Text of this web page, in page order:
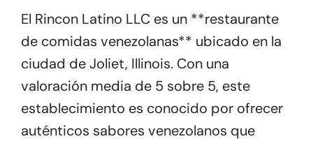
El Rincon Latino LLC es un **restaurante
de comidas venezolanas** ubicado en la
ciudad de Joliet, Illinois. Con una
valoración media de 5 sobre 5, este
establecimiento es conocido por ofrecer
auténticos sabores venezolanos que